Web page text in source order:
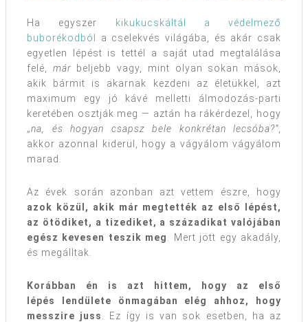
Ha egyszer
kikukucskáltál a védelmező
buborékodból
a cselekvés világába, és akár csak
egyetlen lépést is tettél a saját utad megtalálása
felé, már beljebb vagy, mint olyan sokan mások,
akik bármit is akarnak kezdeni az életükkel, azt
maximum egy jó kávé melletti álmodozás-parti
keretében osztják meg — aztán ha rákérdezel, hogy
„na, és hogyan csapsz bele konkrétan lecsóba?”
akkor azonnal kiderül, hogy a vágyálom vágyálom
marad.
Az évek során azonban azt vettem észre, hogy
azok közül, akik már megtették az első lépést,
az ötödiket, a tizediket, a századikat valójában
egész kevesen teszik meg
. Mert jött egy akadály,
és megálltak.
Korábban én is azt hittem, hogy az első
lépés lendülete önmagában elég ahhoz, hogy
messzire juss
Ez így is van sok esetben, ha az